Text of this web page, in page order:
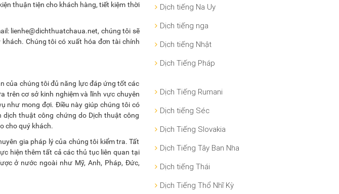
thuận tiện cho khách hàng, tiết kiệm thời
lienhe@dichthuatchaua.net, chúng tôi sẽ
Chúng tôi có xuất hóa đơn tài chính
của chúng tôi đủ năng lực đáp ứng tốt các
trên cơ sở kinh nghiệm và lĩnh vực chuyên
như mong đợi. Điều này giúp chúng tôi có
thuật công chứng do Dịch thuật công
cho quý khách.
gia pháp lý của chúng tôi kiểm tra. Tất
hiện thêm tất cả các thủ tục liên quan tại
ở nước ngoài như Mỹ, Anh, Pháp, Đức,
Dịch tiếng Na Uy
Dịch tiếng nga
Dịch tiếng Nhật
Dịch Tiếng Pháp
Dịch Tiếng Rumani
Dịch tiếng Séc
Dịch Tiếng Slovakia
Dịch Tiếng Tây Ban Nha
Dịch tiếng Thái
Dịch Tiếng Thổ Nhĩ Kỳ